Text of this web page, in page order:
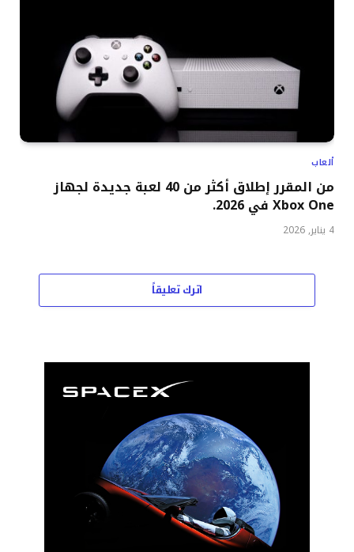
ألعاب
من المقرر إطلاق أكثر من 40 لعبة جديدة لجهاز
Xbox One في 2026.
4 يناير, 2026
اترك تعليقاً